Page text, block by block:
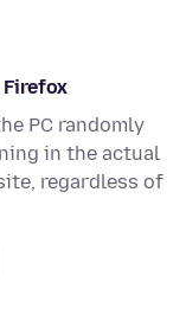
Firefox
PC randomly
in the actual
regardless of